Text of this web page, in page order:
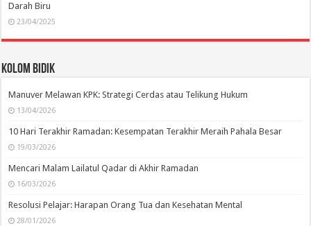
Darah Biru
23/04/2025
Kolom Bidik
Manuver Melawan KPK: Strategi Cerdas atau Telikung Hukum
13/04/2026
10 Hari Terakhir Ramadan: Kesempatan Terakhir Meraih Pahala Besar
19/03/2026
Mencari Malam Lailatul Qadar di Akhir Ramadan
16/03/2026
Resolusi Pelajar: Harapan Orang Tua dan Kesehatan Mental
28/01/2026